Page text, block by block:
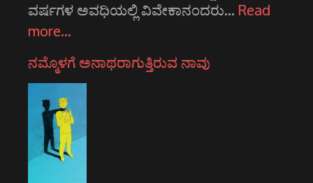
ವರ್ಷಗಳ ಅವಧಿಯಲ್ಲಿ ವಿವೇಕಾನಂದರು… Read
more…
ನಮ್ಮೊಳಗೆ ಅನಾಥರಾಗುತ್ತಿರುವ ನಾವು